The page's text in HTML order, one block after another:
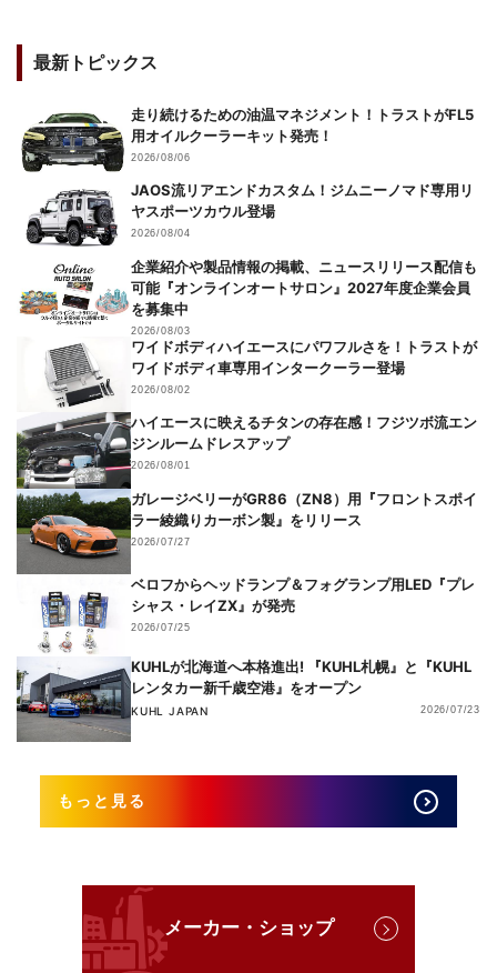
最新トピックス
走り続けるための油温マネジメント！トラストがFL5
用オイルクーラーキット発売！
2026/08/06
JAOS流リアエンドカスタム！ジムニーノマド専用リ
ヤスポーツカウル登場
2026/08/04
企業紹介や製品情報の掲載、ニュースリリース配信も
可能『オンラインオートサロン』2027年度企業会員
を募集中
2026/08/03
ワイドボディハイエースにパワフルさを！トラストが
ワイドボディ車専用インタークーラー登場
2026/08/02
ハイエースに映えるチタンの存在感！フジツボ流エン
ジンルームドレスアップ
2026/08/01
ガレージベリーがGR86（ZN8）用『フロントスポイ
ラー綾織りカーボン製』をリリース
2026/07/27
ベロフからヘッドランプ＆フォグランプ用LED『プレ
シャス・レイZX』が発売
2026/07/25
KUHLが北海道へ本格進出! 『KUHL札幌』と『KUHL
レンタカー新千歳空港』をオープン
KUHL JAPAN 2026/07/23
もっと見る
メーカー・ショップ